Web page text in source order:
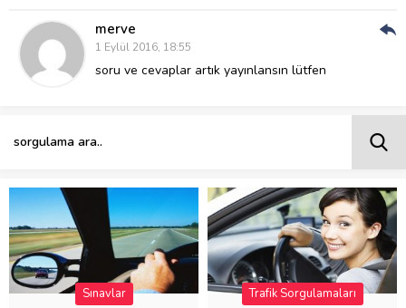
merve
1 Eylül 2016, 18:55
soru ve cevaplar artık yayınlansın lütfen
Sınavlar Trafik Sorgulamaları